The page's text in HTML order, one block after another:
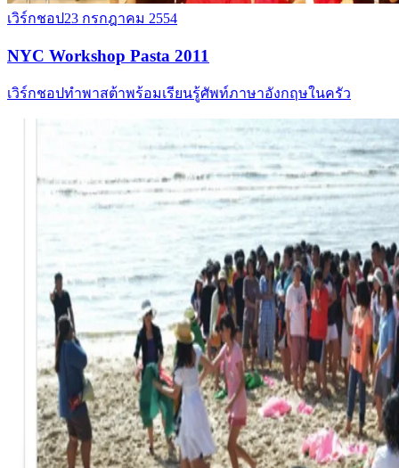
เวิร์กชอป23 กรกฎาคม 2554
NYC Workshop Pasta 2011
เวิร์กชอปทำพาสต้าพร้อมเรียนรู้ศัพท์ภาษาอังกฤษในครัว